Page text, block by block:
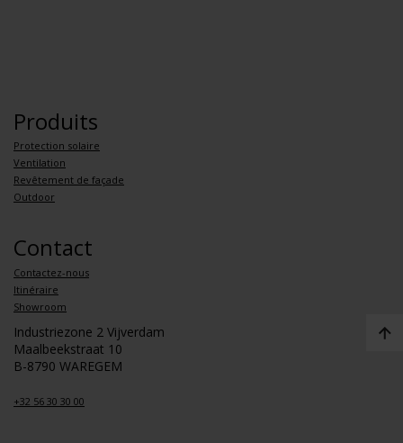
Produits
Protection solaire
Ventilation
Revêtement de façade
Outdoor
Contact
Contactez-nous
Itinéraire
Showroom
Industriezone 2 Vijverdam
Maalbeekstraat 10
B-8790 WAREGEM
+32 56 30 30 00